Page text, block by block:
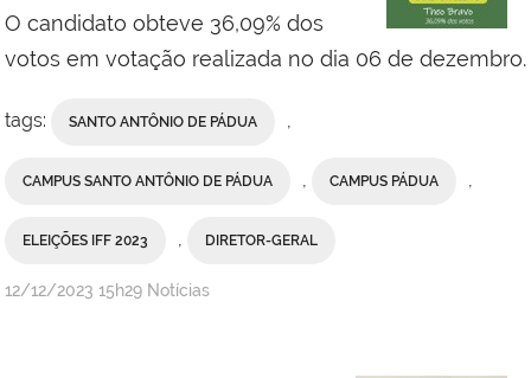
Itabapoana
O candidato obteve 36,09% dos
votos em votação realizada no dia 06 de dezembro.
tags: SANTO ANTÔNIO DE PÁDUA ,
CAMPUS SANTO ANTÔNIO DE PÁDUA , CAMPUS PÁDUA ,
ELEIÇÕES IFF 2023 , DIRETOR-GERAL
por
publicado
12/12/2023 15h29 Notícias